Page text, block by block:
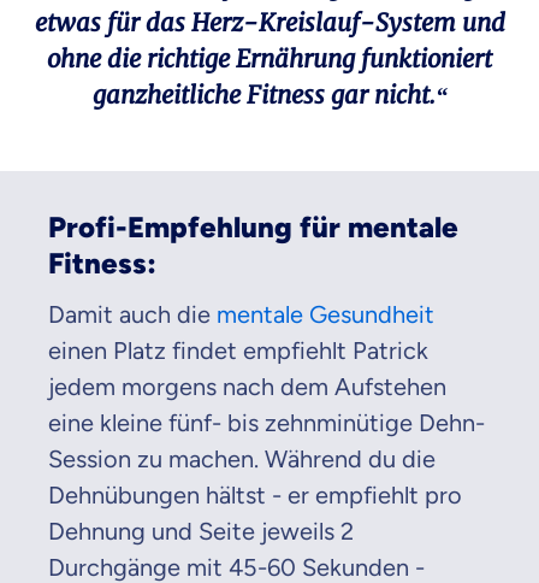
etwas für das Herz-Kreislauf-System und
ohne die richtige Ernährung funktioniert
ganzheitliche Fitness gar nicht.“
Profi-Empfehlung für mentale
Fitness:
Damit auch die mentale Gesundheit
einen Platz findet empfiehlt Patrick
jedem morgens nach dem Aufstehen
eine kleine fünf- bis zehnminütige Dehn-
Session zu machen. Während du die
Dehnübungen hältst - er empfiehlt pro
Dehnung und Seite jeweils 2
Durchgänge mit 45-60 Sekunden -